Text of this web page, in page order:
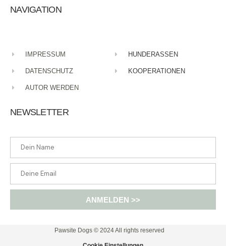
für meinen nächsten Kommentar speichern.
NAVIGATION
IMPRESSUM
DATENSCHUTZ
AUTOR WERDEN
HUNDERASSEN
KOOPERATIONEN
NEWSLETTER
ANMELDEN >>
Pawsite Dogs © 2024 All rights reserved​